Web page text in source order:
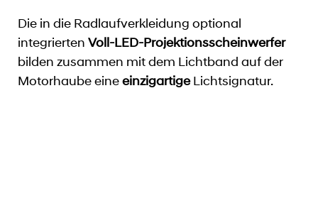
Die in die Radlaufverkleidung optional
integrierten Voll-LED-Projektionsscheinwerfer
bilden zusammen mit dem Lichtband auf der
Motorhaube eineeinzigartigeLichtsignatur.